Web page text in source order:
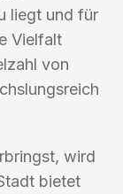
liegt und für
Vielfalt
von
wird
bietet